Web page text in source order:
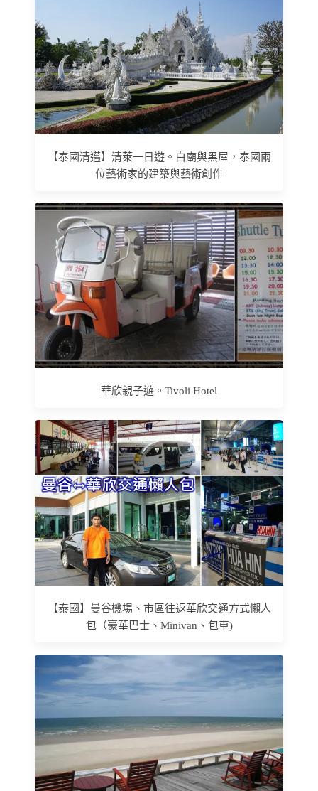
【泰國清邁】清萊一日遊。白廟與黑屋，泰國兩
位藝術家的建築與藝術創作
華欣親子遊。Tivoli Hotel
【泰國】曼谷機場、市區往返華欣交通方式懶人
包（豪華巴士、Minivan、包車)